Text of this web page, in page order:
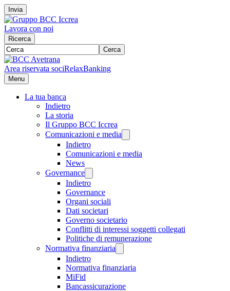
Invia
Lavora con noi
Ricerca
Cerca
Area riservata sociRelaxBanking
Menu
La tua banca
Indietro
La storia
Il Gruppo BCC Iccrea
Comunicazioni e media
Indietro
Comunicazioni e media
News
Governance
Indietro
Governance
Organi sociali
Dati societari
Governo societario
Conflitti di interessi soggetti collegati
Politiche di remunerazione
Normativa finanziaria
Indietro
Normativa finanziaria
MiFid
Bancassicurazione